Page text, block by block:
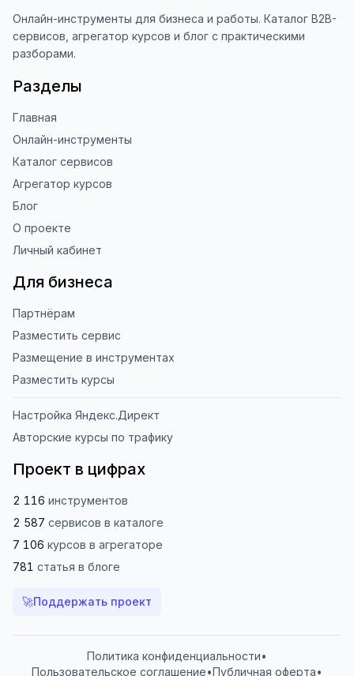
Благодарю за доверие и
использование ToolFox! 🚀
Онлайн-инструменты для бизнеса и работы. Каталог B2B-
сервисов, агрегатор курсов и блог с практическими
разборами.
Разделы
Главная
Онлайн-инструменты
Каталог сервисов
Агрегатор курсов
Блог
О проекте
Личный кабинет
Для бизнеса
Партнёрам
Разместить сервис
Размещение в инструментах
Разместить курсы
Настройка Яндекс.Директ
Авторские курсы по трафику
Проект в цифрах
2 116 инструментов
2 587 сервисов в каталоге
7 106 курсов в агрегаторе
781 статья в блоге
🚀Поддержать проект
Политика конфиденциальности•
Пользовательское соглашение•Публичная оферта•